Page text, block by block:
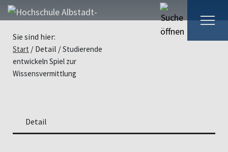
Sie sind hier:
Start Detail
Studierende
entwickeln Spiel zur
Wissensvermittlung
Detail